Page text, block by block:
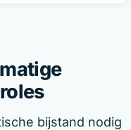
bijstand nodig